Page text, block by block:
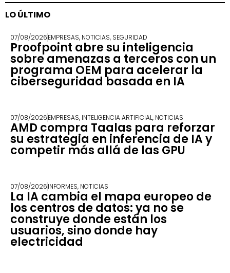
LO ÚLTIMO
07/08/2026EMPRESAS, NOTICIAS, SEGURIDAD
Proofpoint abre su inteligencia
sobre amenazas a terceros con un
programa OEM para acelerar la
ciberseguridad basada en IA
07/08/2026EMPRESAS, INTELIGENCIA ARTIFICIAL, NOTICIAS
AMD compra Taalas para reforzar
su estrategia en inferencia de IA y
competir más allá de las GPU
07/08/2026INFORMES, NOTICIAS
La IA cambia el mapa europeo de
los centros de datos: ya no se
construye donde están los
usuarios, sino donde hay
electricidad